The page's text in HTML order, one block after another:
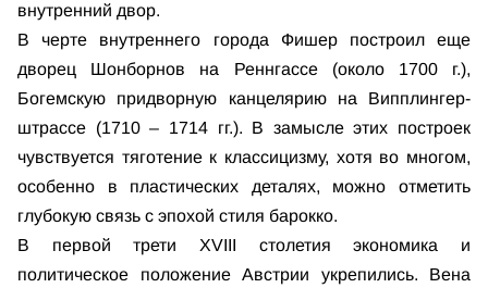
внутренний двор.
В черте внутреннего города Фишер построил еще
дворец Шонборнов на Реннгассе (около 1700 г.),
Богемскую придворную канцелярию на Випплингер-
штрассе (1710 – 1714 гг.). В замысле этих построек
чувствуется тяготение к классицизму, хотя во многом,
особенно в пластических деталях, можно отметить
глубокую связь с эпохой стиля барокко.
В первой трети XVIII столетия экономика и
политическое положение Австрии укрепились. Вена